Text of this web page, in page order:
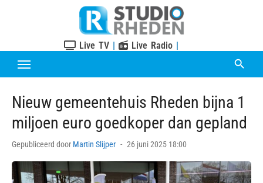
Live TV | Live Radio |
Nieuw gemeentehuis Rheden bijna 1
miljoen euro goedkoper dan gepland
Gepubliceerd door Martin Slijper
Posted
26 juni 2025 18:00